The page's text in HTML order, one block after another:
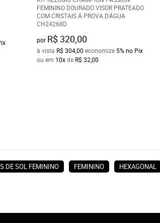
FEMININO DOURADO VISOR PRATEADO
COM CRISTAIS Á PROVA D'ÁGUA
CH24268D
por R$ 320,00
à vista R$ 304,00 economize 5% no Pix
ou em 10xde R$ 32,00
DE SOL FEMININO FEMININO HEXAGONAL